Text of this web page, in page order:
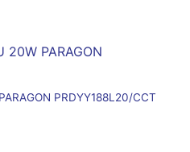
PRDYY188L20/CCT